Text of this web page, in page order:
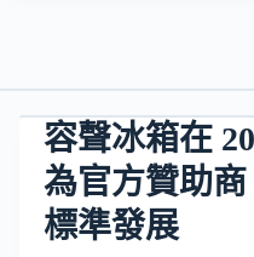
容聲冰箱在
為官方贊助
標準發展